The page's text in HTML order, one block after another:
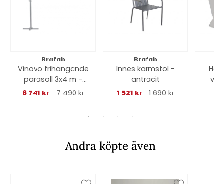
Brafab
Vinovo frihängande
parasoll 3x4 m -
light grey/khaki
6 741 kr 7 490 kr
Brafab
Innes karmstol -
antracit
1 521 kr
1 690 kr
Andra köpte även